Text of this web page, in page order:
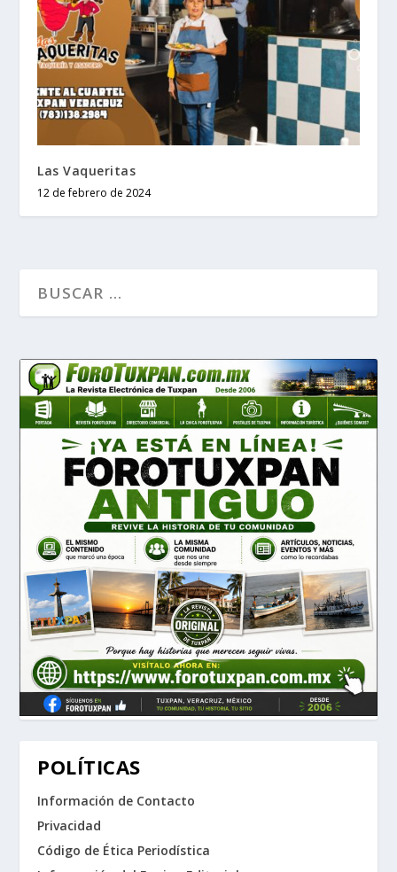
Las Vaqueritas
12 de febrero de 2024
POLÍTICAS
Información de Contacto
Privacidad
Código de Ética Periodística